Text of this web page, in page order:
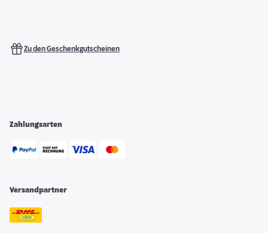
Zu den Geschenkgutscheinen
Zahlungsarten
Versandpartner